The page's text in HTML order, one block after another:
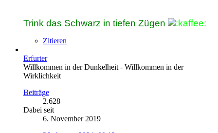
Trink das Schwarz in tiefen Zügen
Zitieren
Erfurter
Willkommen in der Dunkelheit - Willkommen in der
Wirklichkeit
Beiträge
2.628
Dabei seit
6. November 2019